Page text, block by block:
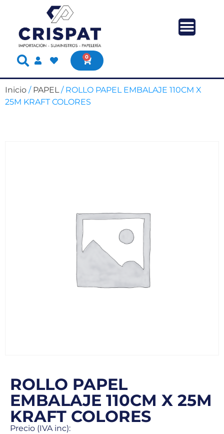
0
Inicio / PAPEL/ ROLLO PAPEL EMBALAJE 110CM X
25M KRAFT COLORES
ROLLO PAPEL
EMBALAJE 110CM X 25M
KRAFT COLORES
Precio (IVA inc):